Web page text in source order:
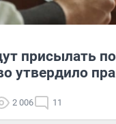
присылать
утвердило
2 006 11